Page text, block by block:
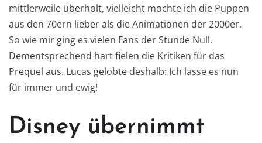
mittlerweile überholt, vielleicht mochte ich die Puppen
aus den 70ern lieber als die Animationen der 2000er.
So wie mir ging es vielen Fans der Stunde Null.
Dementsprechend hart fielen die Kritiken für das
Prequel aus. Lucas gelobte deshalb: Ich lasse es nun
für immer und ewig!
Disney übernimmt